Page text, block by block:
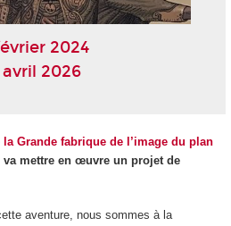
2024
avril 2026
Grande fabrique de l’image du plan
mettre en œuvre un projet de
aventure, nous sommes à la